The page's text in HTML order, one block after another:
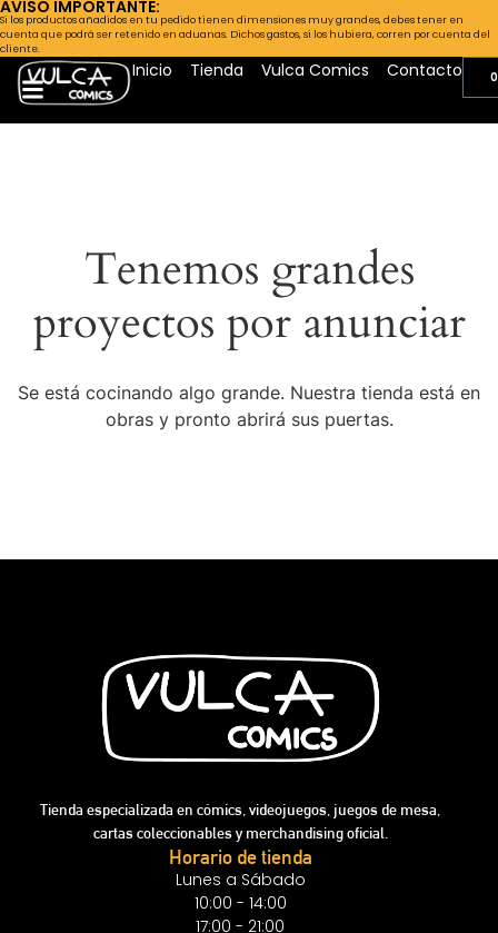
AVISO IMPORTANTE:
Si los productos añadidos en tu pedido tienen dimensiones muy grandes, debes tener en
cuenta que podrá ser retenido en aduanas. Dichos gastos, si los hubiera, corren por cuenta del
cliente.
Inicio Tienda Vulca Comics Contacto
Tenemos grandes
proyectos por anunciar
Se está cocinando algo grande. Nuestra tienda está en
obras y pronto abrirá sus puertas.
Tienda especializada en cómics, videojuegos, juegos de mesa,
cartas coleccionables y merchandising oficial.
Horario de tienda
Lunes a Sábado
10:00 - 14:00
17:00 - 21:00